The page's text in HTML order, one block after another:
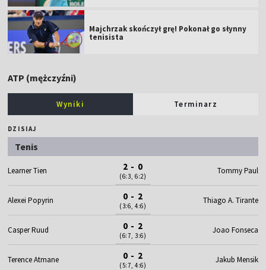
Majchrzak skończył grę! Pokonał go słynny
tenisista
ATP (mężczyźni)
Wyniki Terminarz
DZISIAJ
Tenis
Learner Tien 2 - 0
(6:3, 6:2)
Tommy Paul
Alexei Popyrin 0 - 2
(3:6, 4:6)
Thiago A. Tirante
Casper Ruud 0 - 2
(6:7, 3:6)
Joao Fonseca
Terence Atmane 0 - 2
(5:7, 4:6)
Jakub Mensik